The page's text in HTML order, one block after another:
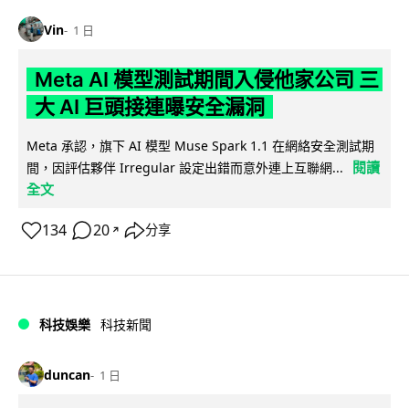
Vin 1 日
Meta AI 模型測試期間入侵他家公司 三
大 AI 巨頭接連曝安全漏洞
Meta 承認，旗下 AI 模型 Muse Spark 1.1 在網絡安全測試期
間，因評估夥伴 Irregular 設定出錯而意外連上互聯網...
閱讀
全文
134 20 ↗ 分享
科技娛樂 科技新聞
duncan 1 日